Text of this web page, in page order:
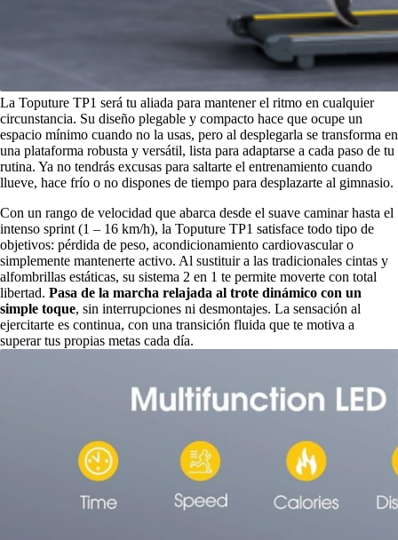
La Toputure TP1 será tu aliada para mantener el ritmo en cualquier
circunstancia. Su diseño plegable y compacto hace que ocupe un
espacio mínimo cuando no la usas, pero al desplegarla se transforma en
una plataforma robusta y versátil, lista para adaptarse a cada paso de tu
rutina. Ya no tendrás excusas para saltarte el entrenamiento cuando
llueve, hace frío o no dispones de tiempo para desplazarte al gimnasio.
Con un rango de velocidad que abarca desde el suave caminar hasta el
intenso sprint (1 – 16 km/h), la Toputure TP1 satisface todo tipo de
objetivos: pérdida de peso, acondicionamiento cardiovascular o
simplemente mantenerte activo. Al sustituir a las tradicionales cintas y
alfombrillas estáticas, su sistema 2 en 1 te permite moverte con total
libertad. Pasa de la marcha relajada al trote dinámico con un
simple toque, sin interrupciones ni desmontajes. La sensación al
ejercitarte es continua, con una transición fluida que te motiva a
superar tus propias metas cada día.